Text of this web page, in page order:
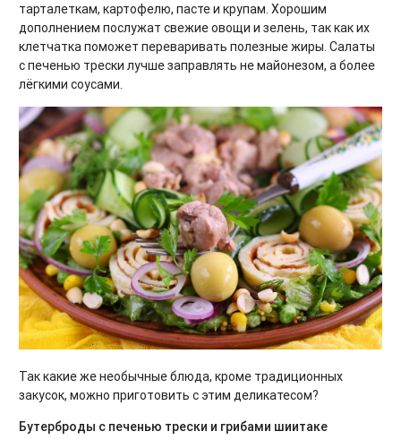
тарталеткам, картофелю, пасте и крупам. Хорошим
дополнением послужат свежие овощи и зелень, так как их
клетчатка поможет переваривать полезные жиры. Салаты
с печенью трески лучше заправлять не майонезом, а более
лёгкими соусами.
Так какие же необычные блюда, кроме традиционных
закусок, можно приготовить с этим деликатесом?
Бутерброды с печенью трески и грибами шиитаке